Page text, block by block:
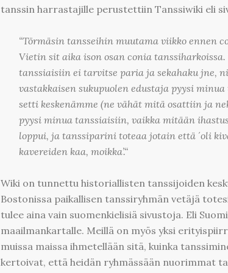
tanssin harrastajille perustettiin Tanssiwiki eli
“Törmäsin tansseihin muutama viikko ennen
Vietin sit aika ison osan conia
tanssiaisiin ei tarvitse paria ja sekahaku jne,
vastakkaisen sukupuolen edustaja pyysi
setti keskenämme (ne vähät mitä osattiin ja
pyysi minua tanssiaisiin, vaikka mitään
loppui, ja tanssiparini toteaa jotain että ´oli
kavereiden kaa, moikka’.“
Wiki on tunnettu historiallisten tanssijoiden
Bostonissa paikallisen tanssiryhmän vetäjä
tulee aina vain suomenkielisiä sivustoja. Eli
maailmankartalle. Meillä on myös yksi
muissa maissa ihmetellään sitä, kuinka
kertoivat, että heidän ryhmässään nuorimmat